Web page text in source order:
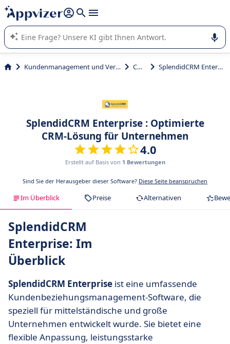
beantworten (mehrere Zeilen mit
Die KI von Appvizer führt Sie bei der Nutzung oder Auswahl
von SaaS-Software in Unternehmen.
Kundenmanagement und Vertrieb CRM SplendidCRM Enterprise
SplendidCRM Enterprise : Optimierte
CRM-Lösung für Unternehmen
4.0
Erstellt auf Basis von 1 Bewertungen
Sind Sie der Herausgeber dieser Software? Diese Seite beanspruchen
Im Überblick Preise Alternativen
SplendidCRM
Enterprise: Im
Überblick
SplendidCRM Enterprise ist eine umfassende
Kundenbeziehungsmanagement-Software, die
speziell für mittelständische und große
Unternehmen entwickelt wurde. Sie bietet eine
flexible Anpassung, leistungsstarke